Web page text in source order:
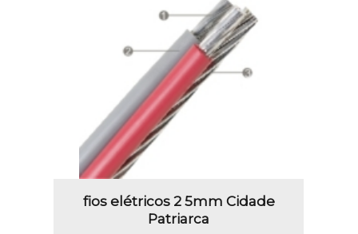
fios elétricos 2 5mm Cidade
Patriarca